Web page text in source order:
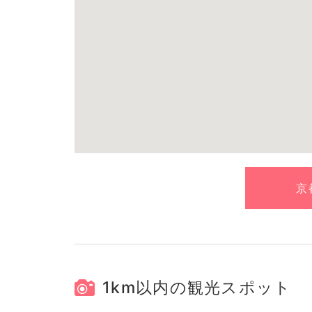
京
1km以内の観光スポット